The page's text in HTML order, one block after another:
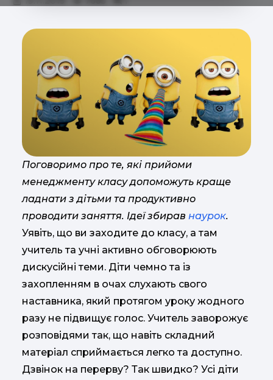
Поговоримо про те, які прийоми
менеджменту класу допоможуть краще
ладнати з дітьми та продуктивно
проводити заняття. Ідеї збирав наурок.
Уявіть, що ви заходите до класу, а там
учитель та учні активно обговорюють
дискусійні теми. Діти чемно та із
захопленням в очах слухають свого
наставника, який протягом уроку жодного
разу не підвищує голос. Учитель заворожує
розповідями так, що навіть складний
матеріал сприймається легко та доступно.
Дзвінок на перерву? Так швидко? Усі діти